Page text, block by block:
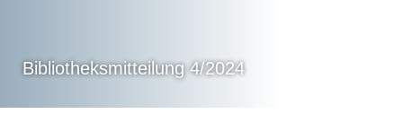
Bibliotheksmitteilung 4/2024